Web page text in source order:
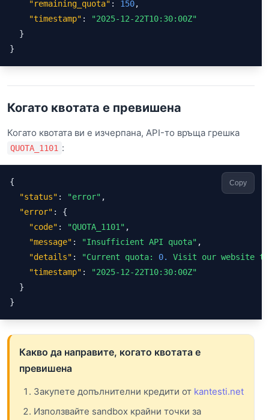
"remaining_quota" : 150,
"timestamp" :
"2025-12-22T10:30:00Z"
  }
}
Когато квотата е превишена
Когато квотата ви е изчерпана, API-то връща грешка
QUOTA_1101 :
{
"status" : "error" ,
"error" : {
"code" : "QUOTA_1101" ,
"message" : "Insufficient API quota" ,
"details" : "Current quota: 0.
Visit our website to
"timestamp" :
"2025-12-22T10:30:00Z"
  }
}
Copy
Какво да направите, когато квотата е
превишена
Закупете допълнителни кредити от kantesti.net
Използвайте sandbox крайни точки за